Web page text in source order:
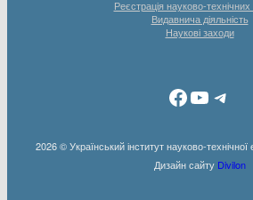
Реєстрація науково-технічних
Видавнича діяльність
Наукові заходи
Facebook YouTube Telegram
2026 © Український інститут науково-технічної
Дизайн сайту Divilon